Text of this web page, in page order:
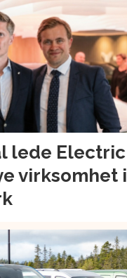
lede Electric
virksomhet i